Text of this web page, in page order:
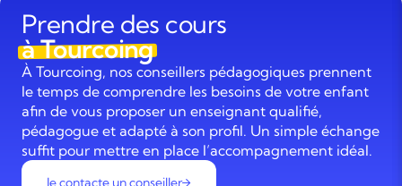
Prendre des cours
à Tourcoing
À Tourcoing, nos conseillers pédagogiques prennent
le temps de comprendre les besoins de votre enfant
afin de vous proposer un enseignant qualifié,
pédagogue et adapté à son profil. Un simple échange
suffit pour mettre en place l’accompagnement idéal.
Je contacte un conseiller